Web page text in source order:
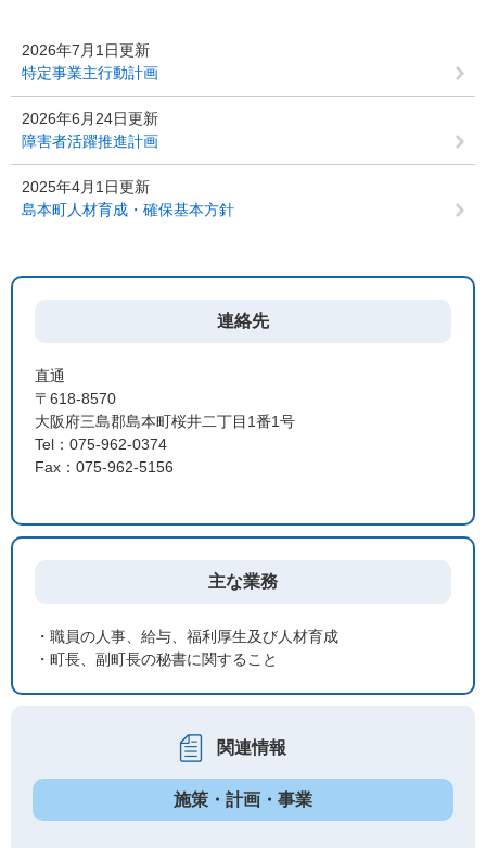
2026年7月1日更新
特定事業主行動計画
2026年6月24日更新
障害者活躍推進計画
2025年4月1日更新
島本町人材育成・確保基本方針
連絡先
直通
〒618-8570
大阪府三島郡島本町桜井二丁目1番1号
Tel：075-962-0374
Fax：075-962-5156
主な業務
・職員の人事、給与、福利厚生及び人材育成
・町長、副町長の秘書に関すること
関連情報
施策・計画・事業